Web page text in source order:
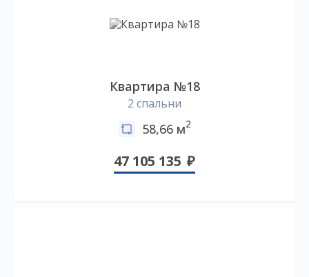
Квартира №18
2 спальни
58,66 м2
47 105 135